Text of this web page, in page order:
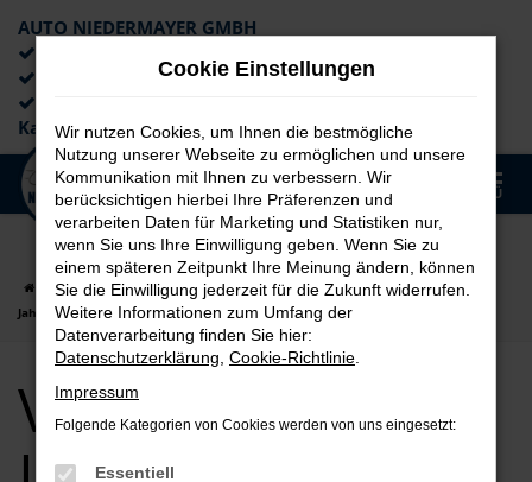
Zum
Hauptinhalt
springen
AUTO NIEDERMAYER GMBH
Lieferung an die Haustür
Kaufabwicklung
MENÜ
Startseite Ingolstadt VW VW T-Cross
VW T-Cross für Ingolstadt
Jahreswagen Top Angebote
VW T-Cross für
Cookie Einstellungen
Wir nutzen Cookies, um Ihnen die bestmögliche
Nutzung unserer Webseite zu ermöglichen und unsere
Kommunikation mit Ihnen zu verbessern. Wir
berücksichtigen hierbei Ihre Präferenzen und
verarbeiten Daten für Marketing und Statistiken nur,
wenn Sie uns Ihre Einwilligung geben. Wenn Sie zu
einem späteren Zeitpunkt Ihre Meinung ändern, können
Sie die Einwilligung jederzeit für die Zukunft widerrufen.
Weitere Informationen zum Umfang der
Datenverarbeitung finden Sie hier:
Datenschutzerklärung Cookie-Richtlinie
Impressum
Folgende Kategorien von Cookies werden von uns eingesetzt:
Essentiell